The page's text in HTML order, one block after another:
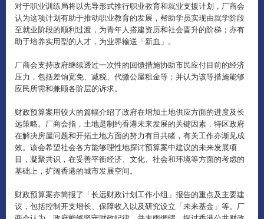
对于职业训练局将以先导形式推行职业教育和就业支援计划，厂商会
认为这项计划有助于推动职业教育的发展，帮助学员实现由就学阶段
至就业阶段的顺利过渡，为青年人搭建资历和社会晋升的阶梯；亦有
助于培养实用型的人才，为业界输送「新血」。
厂商会支持政府继续透过一次性的回馈措施协助市民应付目前的经济
压力，包括差饷宽免、减税、代缴公屋租金等；并认为该等措施能够
应民所需和兼顾各阶层的诉求。
财政预算案用较大的篇幅介绍了政府在增加土地供应方面的进度及长
远策略。厂商会指，土地是制约香港未来发展的关键因素，特区政府
在解决房屋问题和开拓土地方面的努力有目共睹，有关工作亦渐见成
效。该会希望社会各方能够理性地探讨预算案中建议的未来发展项
目，凝聚共识，在妥善平衡经济、文化、社会和环境等方面的考虑的
基础上，扩阔香港的城市发展空间。
财政预算案亦简报了「长远财政计划工作小组」报告的重点及主要建
议，包括控制开支增长、保障收入以及研究设立「未来基金」等。厂